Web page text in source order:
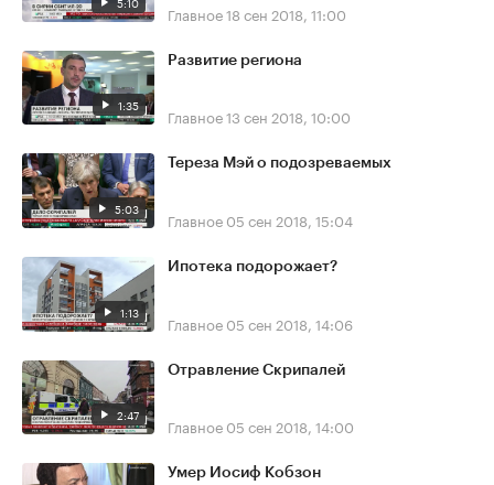
Главное18 сен 2018, 11:00
1:35
Развитие региона
Главное13 сен 2018, 10:00
5:03
Тереза Мэй о подозреваемых
Главное 05 сен 2018, 15:04
1:13
Ипотека подорожает?
Главное 05 сен 2018, 14:06
2:47
Отравление Скрипалей
Главное 05 сен 2018, 14:00
Умер Иосиф Кобзон